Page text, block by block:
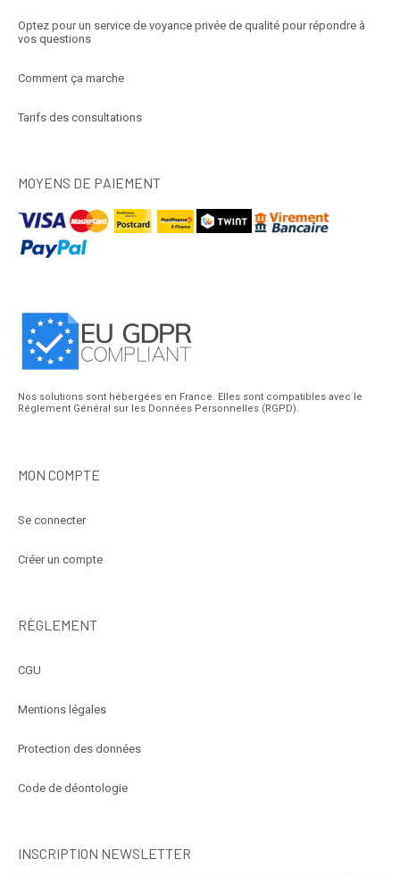
Optez pour un service de voyance privée de qualité pour répondre à
vos questions
Comment ça marche
Tarifs des consultations
MOYENS DE PAIEMENT
Nos solutions sont hébergées en France. Elles sont compatibles avec le
Réglement Général sur les Données Personnelles (RGPD).
MON COMPTE
Se connecter
Créer un compte
RÈGLEMENT
CGU
Mentions légales
Protection des données
Code de déontologie
INSCRIPTION NEWSLETTER